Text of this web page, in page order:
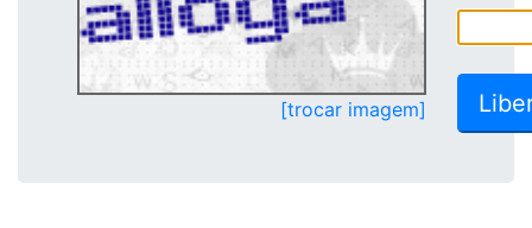
[trocar imagem]